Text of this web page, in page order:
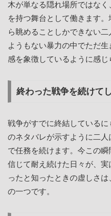
木が単なる隠れ場所ではな
を持つ舞台として働きます
ら眺めることしかできない
ようもない暴力の中でただ
感を象徴しているように感じ
終わった戦争を続けて
戦争がすでに終結している
のネタバレが示すように二
で任務を続けます。今この
信じて耐え続けた日々が、
ったと知ったときの虚しさ
の一つです。